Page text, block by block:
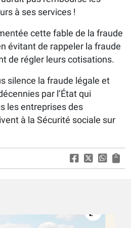
à ses services !
cette fable de la fraude
évitant de rappeler la fraude
de régler leurs cotisations.
silence la fraude légale et
par l’État qui
les entreprises des
à la Sécurité sociale sur